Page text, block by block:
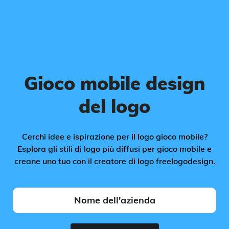
Gioco mobile design
del logo
Cerchi idee e ispirazione per il logo gioco mobile?
Esplora gli stili di logo più diffusi per gioco mobile e
creane uno tuo con il creatore di logo freelogodesign.